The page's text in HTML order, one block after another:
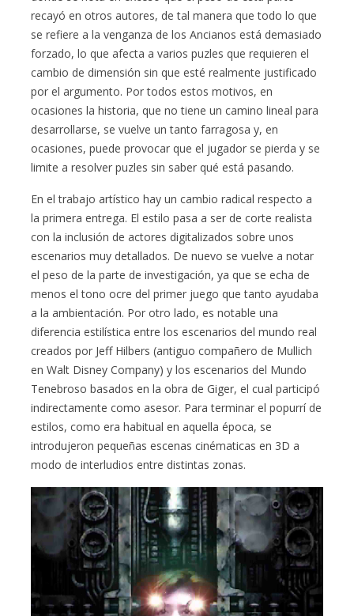
recayó en otros autores, de tal manera que todo lo que
se refiere a la venganza de los Ancianos está demasiado
forzado, lo que afecta a varios puzles que requieren el
cambio de dimensión sin que esté realmente justificado
por el argumento. Por todos estos motivos, en
ocasiones la historia, que no tiene un camino lineal para
desarrollarse, se vuelve un tanto farragosa y, en
ocasiones, puede provocar que el jugador se pierda y se
limite a resolver puzles sin saber qué está pasando.
En el trabajo artístico hay un cambio radical respecto a
la primera entrega. El estilo pasa a ser de corte realista
con la inclusión de actores digitalizados sobre unos
escenarios muy detallados. De nuevo se vuelve a notar
el peso de la parte de investigación, ya que se echa de
menos el tono ocre del primer juego que tanto ayudaba
a la ambientación. Por otro lado, es notable una
diferencia estilística entre los escenarios del mundo real
creados por Jeff Hilbers (antiguo compañero de Mullich
en Walt Disney Company) y los escenarios del Mundo
Tenebroso basados en la obra de Giger, el cual participó
indirectamente como asesor. Para terminar el popurrí de
estilos, como era habitual en aquella época, se
introdujeron pequeñas escenas cinématicas en 3D a
modo de interludios entre distintas zonas.